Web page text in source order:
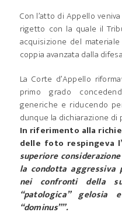
Con l’atto di Appello
rigetto con la quale il
acquisizione del
coppia avanzata dalla
La Corte d’Appello
primo grado
generiche e riducendo
dunque la dichiarazione
In riferimento alla
delle foto respingeva
superiore
la condotta aggressiva
nei confronti della
“patologica”
“dominus””.